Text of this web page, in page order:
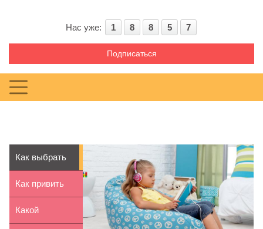
Нас уже: 1 8 8 5 7
Подписаться
Как выбрать
кресло-мешок
и пуф ...
Как привить
ребенку
Какой